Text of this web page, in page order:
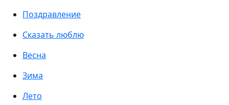
Поздравление
Сказать люблю
Весна
Зима
Лето